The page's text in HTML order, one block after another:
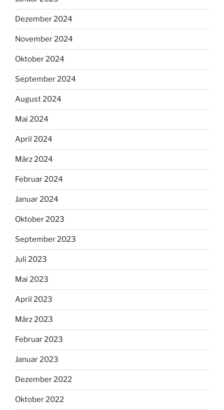
Dezember 2024
November 2024
Oktober 2024
September 2024
August 2024
Mai 2024
April 2024
März 2024
Februar 2024
Januar 2024
Oktober 2023
September 2023
Juli 2023
Mai 2023
April 2023
März 2023
Februar 2023
Januar 2023
Dezember 2022
Oktober 2022